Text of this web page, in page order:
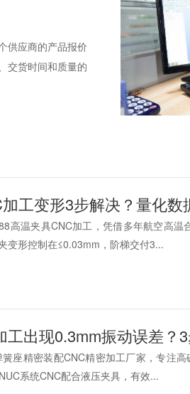
供应商的产品报价
交货时间和质量的
工变形3步解决？量化数
高温夹具CNC加工，凭借多年航空高
变形控制在≤0.03mm，阶梯交付3...
工出现0.3mm振动误差？
座精密装配CNC精密加工厂家，专注
系统CNC配合液压夹具，有效...